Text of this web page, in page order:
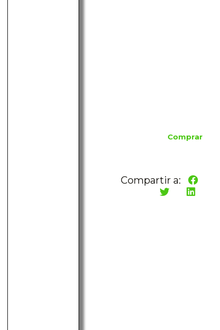
Comprar
Compartir a: